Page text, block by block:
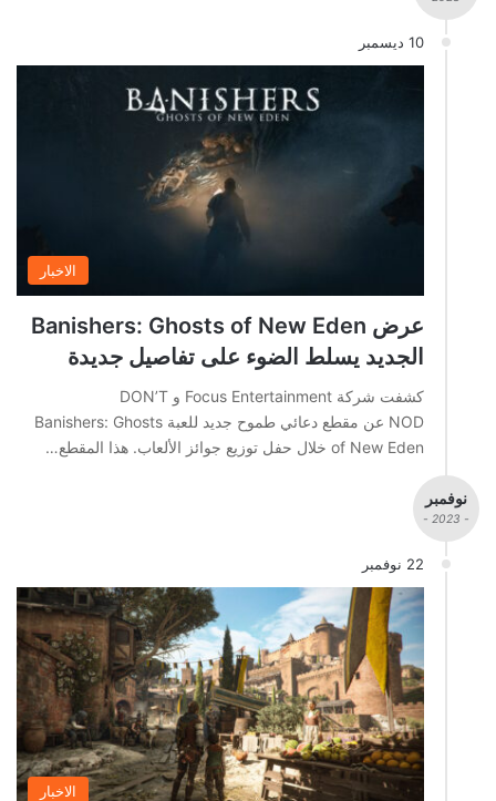
10 ديسمبر
الاخبار
عرض Banishers: Ghosts of New Eden
الجديد يسلط الضوء على تفاصيل جديدة
كشفت شركة Focus Entertainment و DON’T
NOD عن مقطع دعائي طموح جديد للعبة Banishers: Ghosts
of New Eden خلال حفل توزيع جوائز الألعاب. هذا المقطع…
نوفمبر
- 2023 -
22 نوفمبر
الاخبار